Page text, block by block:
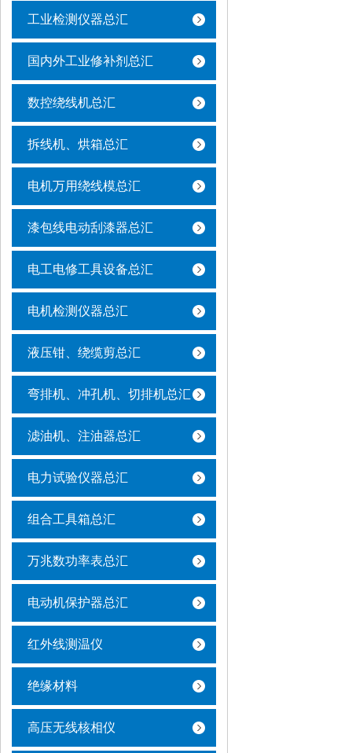
工业检测仪器总汇
国内外工业修补剂总汇
数控绕线机总汇
拆线机、烘箱总汇
电机万用绕线模总汇
漆包线电动刮漆器总汇
电工电修工具设备总汇
电机检测仪器总汇
液压钳、绕缆剪总汇
弯排机、冲孔机、切排机总汇
滤油机、注油器总汇
电力试验仪器总汇
组合工具箱总汇
万兆数功率表总汇
电动机保护器总汇
红外线测温仪
绝缘材料
高压无线核相仪